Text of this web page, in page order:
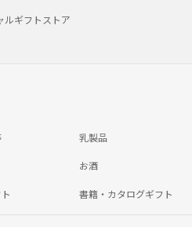
ルギフトストア
乳製品
お酒
書籍・カタログギフト